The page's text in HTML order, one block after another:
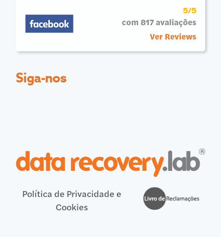
5/5
com 817 avaliações
Ver Reviews
Siga-nos
Política de Privacidade e
Cookies